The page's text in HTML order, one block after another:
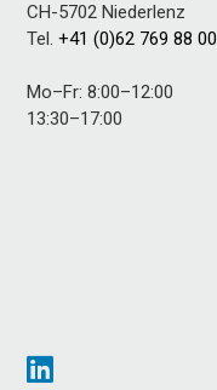
CH-5702 Niederlenz
Tel.+41 (0)62 769 88 00
Mo–Fr: 8:00–12:00
13:30–17:00